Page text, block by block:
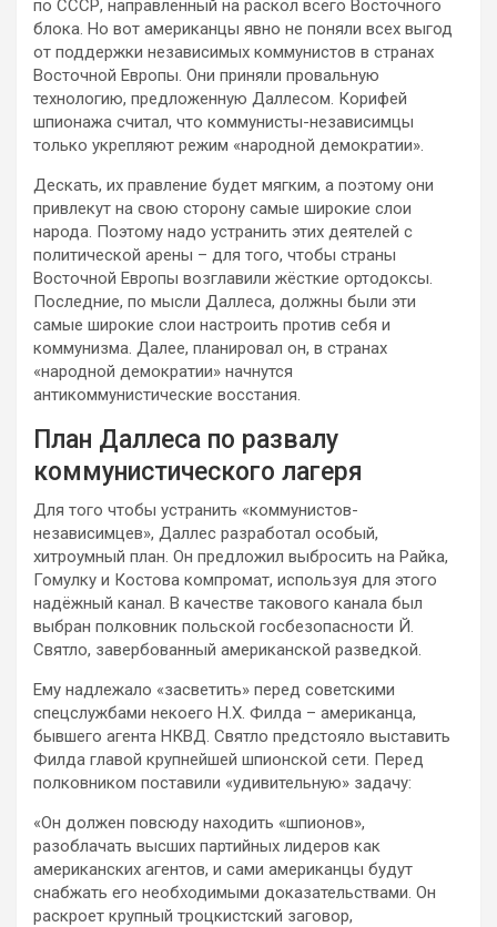
по СССР, направленный на раскол всего Восточного
блока. Но вот американцы явно не поняли всех выгод
от поддержки независимых коммунистов в странах
Восточной Европы. Они приняли провальную
технологию, предложенную Даллесом. Корифей
шпионажа считал, что коммунисты-независимцы
только укрепляют режим «народной демократии».
Дескать, их правление будет мягким, а поэтому они
привлекут на свою сторону самые широкие слои
народа. Поэтому надо устранить этих деятелей с
политической арены – для того, чтобы страны
Восточной Европы возглавили жёсткие ортодоксы.
Последние, по мысли Даллеса, должны были эти
самые широкие слои настроить против себя и
коммунизма. Далее, планировал он, в странах
«народной демократии» начнутся
антикоммунистические восстания.
План Даллеса по развалу
коммунистического лагеря
Для того чтобы устранить «коммунистов-
независимцев», Даллес разработал особый,
хитроумный план. Он предложил выбросить на Райка,
Гомулку и Костова компромат, используя для этого
надёжный канал. В качестве такового канала был
выбран полковник польской госбезопасности Й.
Святло, завербованный американской разведкой.
Ему надлежало «засветить» перед советскими
спецслужбами некоего Н.X. Филда – американца,
бывшего агента НКВД. Святло предстояло выставить
Филда главой крупнейшей шпионской сети. Перед
полковником поставили «удивительную» задачу:
«Он должен повсюду находить «шпионов»,
разоблачать высших партийных лидеров как
американских агентов, и сами американцы будут
снабжать его необходимыми доказательствами. Он
раскроет крупный троцкистский заговор,